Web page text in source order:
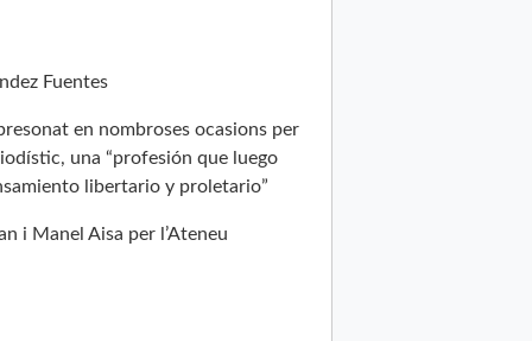
Fuentes
en nombroses ocasions per
una “profesión que luego
libertario y proletario”
i Manel Aisa per l’Ateneu